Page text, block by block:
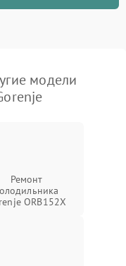
модели
Ремонт
ORB152X